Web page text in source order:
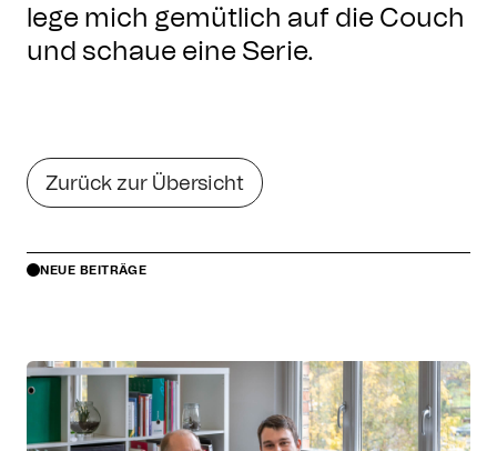
lege mich gemütlich auf die Couch
und schaue eine Serie.
Zurück zur Übersicht
NEUE BEITRÄGE